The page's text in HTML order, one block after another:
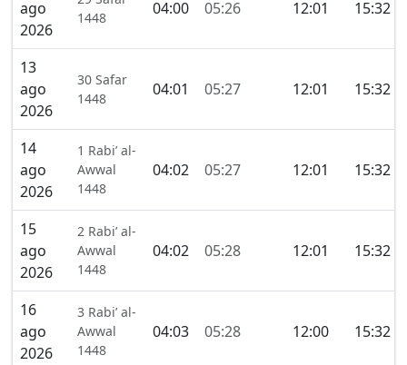
ago
2026
1448
04:00 05:26 12:01 15:32
13
ago
2026
30 Safar
1448
04:01 05:27 12:01 15:32
14
ago
2026
1 Rabi’ al-
Awwal
1448
04:02 05:27 12:01 15:32
15
ago
2026
2 Rabi’ al-
Awwal
1448
04:02 05:28 12:01 15:32
16
ago
2026
3 Rabi’ al-
Awwal
1448
04:03 05:28 12:00 15:32